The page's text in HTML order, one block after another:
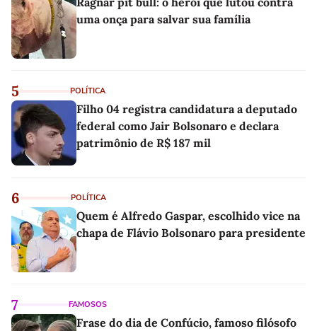
uma onça para salvar sua família
5 POLÍTICA
Filho 04 registra candidatura a deputado
federal como Jair Bolsonaro e declara
patrimônio de R$ 187 mil
6 POLÍTICA
Quem é Alfredo Gaspar, escolhido vice na
chapa de Flávio Bolsonaro para presidente
7 FAMOSOS
Frase do dia de Confúcio, famoso filósofo